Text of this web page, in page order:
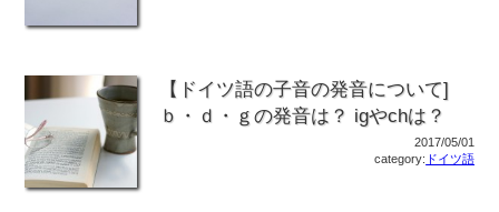
【ドイツ語の子音の発音について]
ｂ・ｄ・ｇの発音は？ igやchは？
2017/05/01
category: ドイツ語